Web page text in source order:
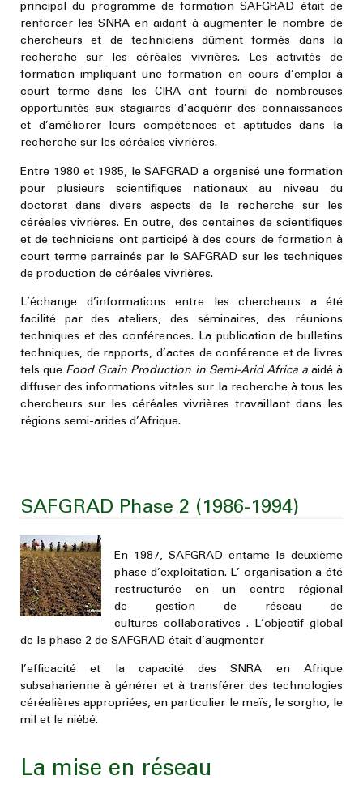
principal du programme de formation SAFGRAD était de
renforcer les SNRA en aidant à augmenter le nombre de
chercheurs et de techniciens dûment formés dans la
recherche sur les céréales vivrières. Les activités de
formation impliquant une formation en cours d’emploi à
court terme dans les CIRA ont fourni de nombreuses
opportunités aux stagiaires d’acquérir des connaissances
et d’améliorer leurs compétences et aptitudes dans la
recherche sur les céréales vivrières.
Entre 1980 et 1985, le SAFGRAD a organisé une formation
pour plusieurs scientifiques nationaux au niveau du
doctorat dans divers aspects de la recherche sur les
céréales vivrières. En outre, des centaines de scientifiques
et de techniciens ont participé à des cours de formation à
court terme parrainés par le SAFGRAD sur les techniques
de production de céréales vivrières.
L’échange d’informations entre les chercheurs a été
facilité par des ateliers, des séminaires, des réunions
techniques et des conférences. La publication de bulletins
techniques, de rapports, d’actes de conférence et de livres
tels que Food Grain Production in Semi-Arid Africa aaidé à
diffuser des informations vitales sur la recherche à tous les
chercheurs sur les céréales vivrières travaillant dans les
régions semi-arides d’Afrique.
SAFGRAD Phase 2 (1986-1994)
En 1987, SAFGRAD entame la deuxième
phase d’exploitation. L’ organisation a été
restructurée en un centre régional
de gestion de réseau de
cultures collaboratives . L’objectif global
de la phase 2 de SAFGRAD était d’augmenter
l’efficacité et la capacité des SNRA en Afrique
subsaharienne à générer et à transférer des technologies
céréalières appropriées, en particulier le maïs, le sorgho, le
mil et le niébé.
La mise en réseau